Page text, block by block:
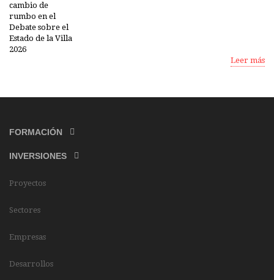
Leer más
FORMACIÓN
INVERSIONES
Proyectos
Sectores
Empresas
Desarrollos